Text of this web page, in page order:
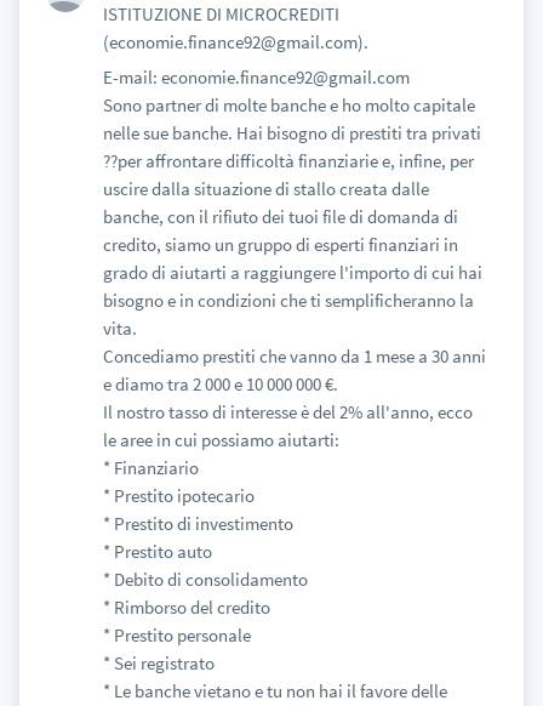
ISTITUZIONE DI MICROCREDITI
(economie.finance92@gmail.com).
E-mail: economie.finance92@gmail.com
Sono partner di molte banche e ho molto capitale
nelle sue banche. Hai bisogno di prestiti tra privati
??per affrontare difficoltà finanziarie e, infine, per
uscire dalla situazione di stallo creata dalle
banche, con il rifiuto dei tuoi file di domanda di
credito, siamo un gruppo di esperti finanziari in
grado di aiutarti a raggiungere l'importo di cui hai
bisogno e in condizioni che ti semplificheranno la
vita.
Concediamo prestiti che vanno da 1 mese a 30 anni
e diamo tra 2 000 e 10 000 000 €.
Il nostro tasso di interesse è del 2% all'anno, ecco
le aree in cui possiamo aiutarti:
* Finanziario
* Prestito ipotecario
* Prestito di investimento
* Prestito auto
* Debito di consolidamento
* Rimborso del credito
* Prestito personale
* Sei registrato
* Le banche vietano e tu non hai il favore delle